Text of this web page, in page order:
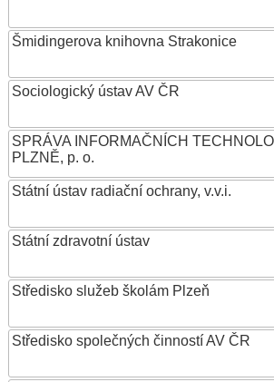
Šmidingerova knihovna Strakonice
Sociologický ústav AV ČR
SPRÁVA INFORMAČNÍCH
PLZNĚ, p. o.
Státní ústav radiační ochrany, v.v.i.
Státní zdravotní ústav
Středisko služeb školám Plzeň
Středisko společných činností AV ČR